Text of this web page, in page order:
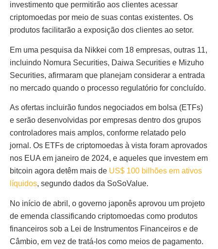
investimento que permitirão aos clientes acessar
criptomoedas por meio de suas contas existentes. Os
produtos facilitarão a exposição dos clientes ao setor.
Em uma pesquisa da Nikkei com 18 empresas, outras 11,
incluindo Nomura Securities, Daiwa Securities e Mizuho
Securities, afirmaram que planejam considerar a entrada
no mercado quando o processo regulatório for concluído.
As ofertas incluirão fundos negociados em bolsa (ETFs)
e serão desenvolvidas por empresas dentro dos grupos
controladores mais amplos, conforme relatado pelo
jornal. Os ETFs de criptomoedas à vista foram aprovados
nos EUA em janeiro de 2024, e aqueles que investem em
bitcoin agora detêm mais de US$ 100 bilhões em ativos
líquidos, segundo dados da SoSoValue.
No início de abril, o governo japonês aprovou um projeto
de emenda classificando criptomoedas como produtos
financeiros sob a Lei de Instrumentos Financeiros e de
Câmbio, em vez de tratá-los como meios de pagamento.